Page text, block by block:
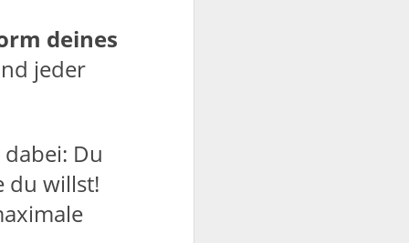
deines
jeder
dabei: Du
du willst!